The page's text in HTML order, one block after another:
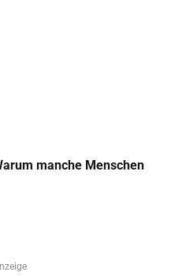
manche Menschen